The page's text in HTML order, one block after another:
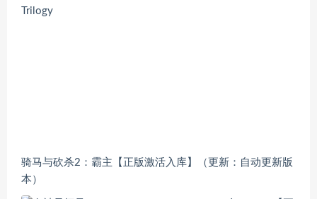
Trilogy
骑马与砍杀2：霸主【正版激活入库】（更新：自动更新版
本）